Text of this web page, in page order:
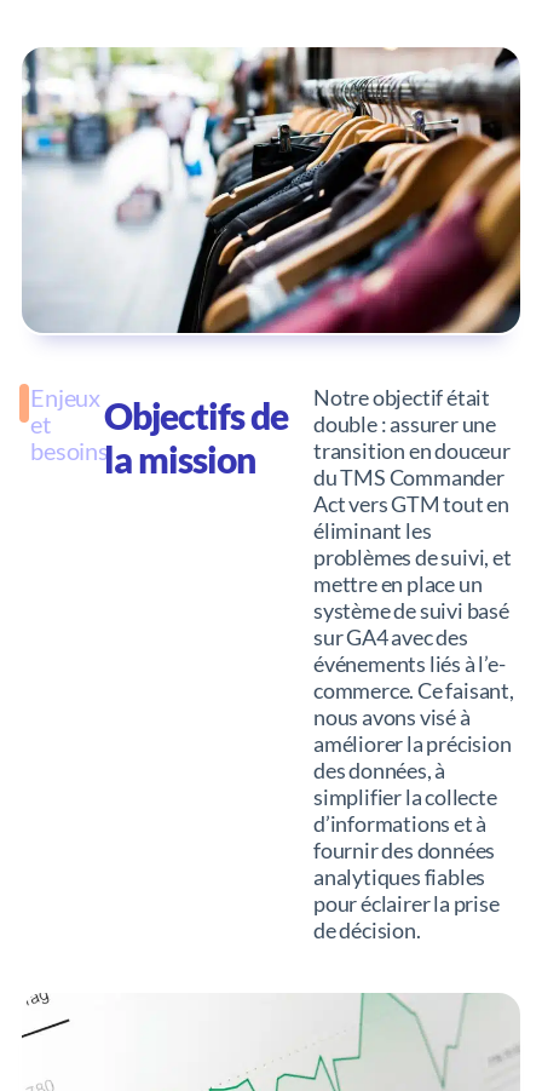
Enjeux
et
besoins
Objectifs de
la mission
Notre objectif était
double : assurer une
transition en douceur
du TMS Commander
Act vers GTM tout en
éliminant les
problèmes de suivi, et
mettre en place un
système de suivi basé
sur GA4 avec des
événements liés à l’e-
commerce. Ce faisant,
nous avons visé à
améliorer la précision
des données, à
simplifier la collecte
d’informations et à
fournir des données
analytiques fiables
pour éclairer la prise
de décision.